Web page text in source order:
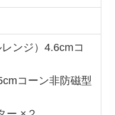
ンジ）4.6cmコ
コーン非防磁型